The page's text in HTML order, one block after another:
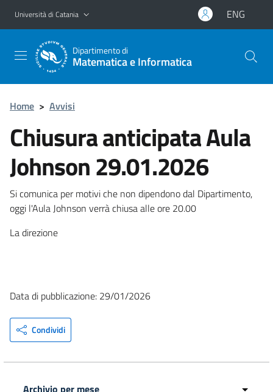
Vai al contenuto principale
Vai al menu di navigazione
Università di Catania ENG
Dipartimento di
Matematica e Informatica
Home > Avvisi
Chiusura anticipata Aula
Johnson 29.01.2026
Si comunica per motivi che non dipendono dal Dipartimento,
oggi l'Aula Johnson verrà chiusa alle ore 20.00
La direzione
Data di pubblicazione: 29/01/2026
Condividi